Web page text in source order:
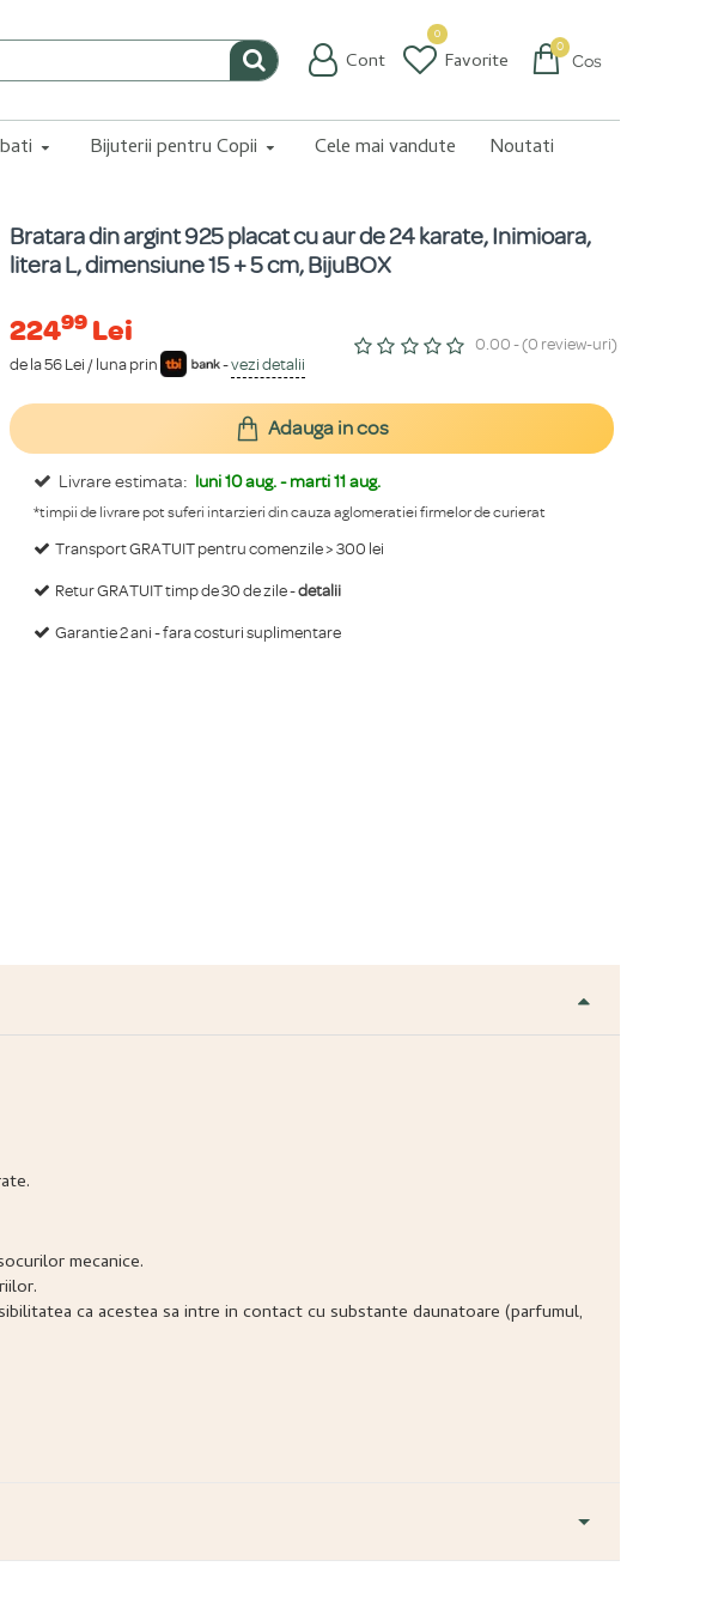
Cont Favorite
0
Coș
0
Bijuterii pentru Copii Cele mai vandute Noutati
Bratara din argint 925 placat cu aur de 24 karate, Inimioara,
litera L, dimensiune 15 + 5 cm, BijuBOX
22499 Lei
de la 56 Lei / luna prin -vezi detalii
0.00 - (0 review-uri)
Livrare estimata: luni 10 aug. - marti 11 aug.
*timpii de livrare pot suferi intarzieri din cauza aglomeratiei firmelor de curierat
Transport GRATUIT pentru comenzile > 300 lei
Retur GRATUIT timp de 30 de zile -detalii
Garantie 2 ani - fara costuri suplimentare
Adauga in cos
mecanice.
ca acestea sa intre in contact cu substante daunatoare (parfumul,